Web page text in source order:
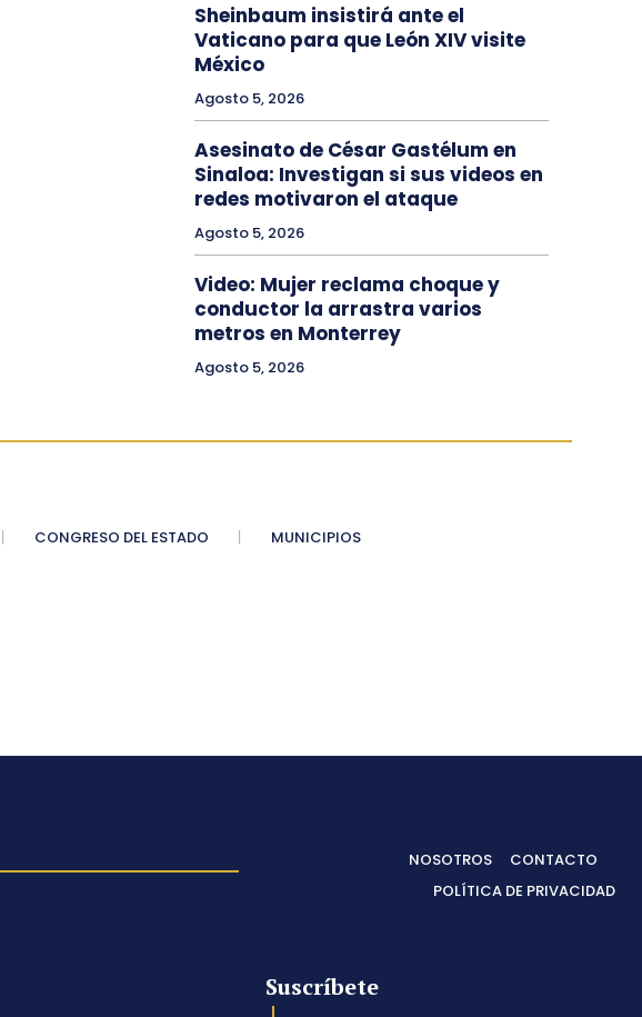
Sheinbaum insistirá ante el
Vaticano para que León XIV visite
México
Agosto 5, 2026
Asesinato de César Gastélum en
Sinaloa: Investigan si sus videos en
redes motivaron el ataque
Agosto 5, 2026
Video: Mujer reclama choque y
conductor la arrastra varios
metros en Monterrey
Agosto 5, 2026
CONGRESO DEL ESTADO MUNICIPIOS
NOSOTROS
CONTACTO
POLÍTICA DE PRIVACIDAD
Suscríbete